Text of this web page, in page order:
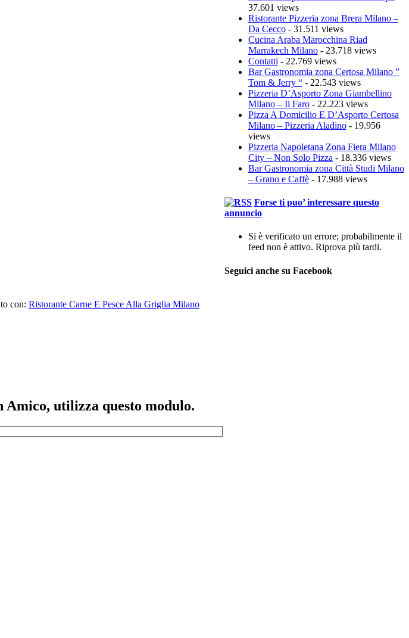
con: Ristorante Carne E Pesce Alla Griglia Milano
Amico, utilizza questo modulo.
37.601 views
Ristorante Pizzeria zona Brera Milano –
Da Cecco- 31.511 views
Cucina Araba Marocchina Riad
Marrakech Milano- 23.718 views
Contatti - 22.769 views
Bar Gastronomia zona Certosa Milano ”
Tom & Jerry “- 22.543 views
Pizzeria D’Asporto Zona Giambellino
Milano – Il Faro- 22.223 views
Pizza A Domicilio E D’Asporto Certosa
Milano – Pizzeria Aladino- 19.956
views
Pizzeria Napoletana Zona Fiera Milano
City – Non Solo Pizza - 18.336 views
Bar Gastronomia zona Città Studi Milano
– Grano e Caffè- 17.988 views
Forse ti puo’ interessare questo
annuncio
Si è verificato un errore; probabilmente il
feed non è attivo. Riprova più tardi.
Seguici anche su Facebook